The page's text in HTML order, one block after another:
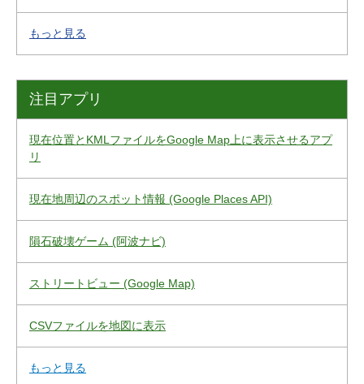
もっと見る
注目アプリ
現在位置とKMLファイルをGoogle Map上に表示させるアプ
リ
現在地周辺のスポット情報 (Google Places API)
隕石破壊ゲーム (阿波ナビ)
ストリートビュー (Google Map)
CSVファイルを地図に表示
もっと見る